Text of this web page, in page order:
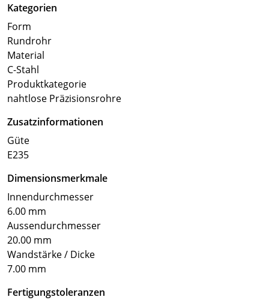
Kategorien
Form
Rundrohr
Material
C-Stahl
Produktkategorie
nahtlose Präzisionsrohre
Zusatzinformationen
Güte
E235
Dimensionsmerkmale
Innendurchmesser
6.00 mm
Aussendurchmesser
20.00 mm
Wandstärke / Dicke
7.00 mm
Fertigungstoleranzen